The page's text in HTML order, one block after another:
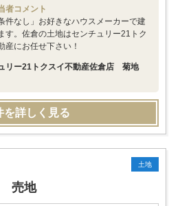
者コメント
件なし」お好きなハウスメーカーで建
す。佐倉の土地はセンチュリー21トク
産にお任せ下さい！
リー21トクスイ不動産佐倉店 菊地
を詳しく見る
土地
売地